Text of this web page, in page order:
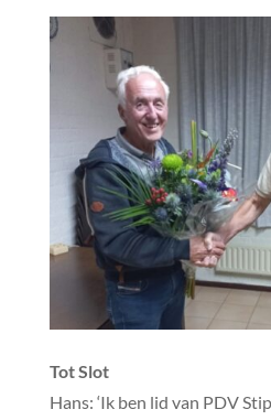
Tot Slot
Hans: ‘Ik ben lid van PDV